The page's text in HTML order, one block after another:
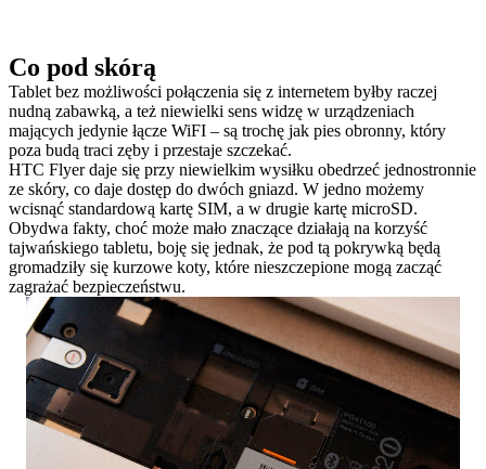
Co pod skórą
Tablet bez możliwości połączenia się z internetem byłby raczej
nudną zabawką, a też niewielki sens widzę w urządzeniach
mających jedynie łącze WiFI – są trochę jak pies obronny, który
poza budą traci zęby i przestaje szczekać.
HTC Flyer daje się przy niewielkim wysiłku obedrzeć jednostronnie
ze skóry, co daje dostęp do dwóch gniazd. W jedno możemy
wcisnąć standardową kartę SIM, a w drugie kartę microSD.
Obydwa fakty, choć może mało znaczące działają na korzyść
tajwańskiego tabletu, boję się jednak, że pod tą pokrywką będą
gromadziły się kurzowe koty, które nieszczepione mogą zacząć
zagrażać bezpieczeństwu.